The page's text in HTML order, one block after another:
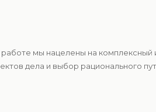
мы нацелены на
дела и выбор рационального